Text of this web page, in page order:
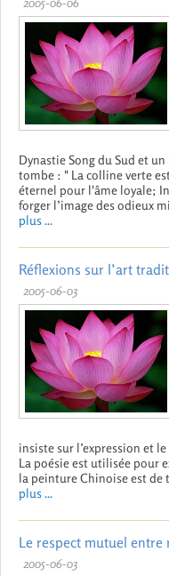
Dynastie Song du Sud et
tombe : " La colline verte
éternel pour l'âme loyale;
forger l’image des odieux
plus ...
Réflexions sur l’art
2005-06-03
insiste sur l’expression et
La poésie est utilisée pour
la peinture Chinoise est de
plus ...
Le respect mutuel entre
2005-06-03